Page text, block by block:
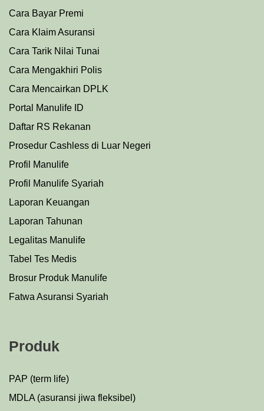
Cara Bayar Premi
Cara Klaim Asuransi
Cara Tarik Nilai Tunai
Cara Mengakhiri Polis
Cara Mencairkan DPLK
Portal Manulife ID
Daftar RS Rekanan
Prosedur Cashless di Luar Negeri
Profil Manulife
Profil Manulife Syariah
Laporan Keuangan
Laporan Tahunan
Legalitas Manulife
Tabel Tes Medis
Brosur Produk Manulife
Fatwa Asuransi Syariah
Produk
PAP (term life)
MDLA (asuransi jiwa fleksibel)